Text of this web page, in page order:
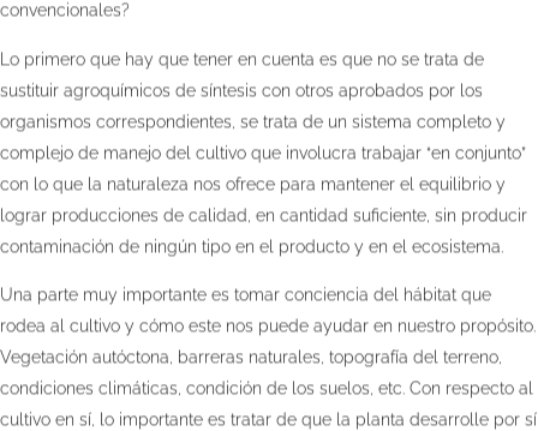
convencionales?
Lo primero que hay que tener en cuenta es que no se trata de
sustituir agroquímicos de síntesis con otros aprobados por los
organismos correspondientes, se trata de un sistema completo y
complejo de manejo del cultivo que involucra trabajar “en conjunto”
con lo que la naturaleza nos ofrece para mantener el equilibrio y
lograr producciones de calidad, en cantidad suficiente, sin producir
contaminación de ningún tipo en el producto y en el ecosistema.
Una parte muy importante es tomar conciencia del hábitat que
rodea al cultivo y cómo este nos puede ayudar en nuestro propósito.
Vegetación autóctona, barreras naturales, topografía del terreno,
condiciones climáticas, condición de los suelos, etc. Con respecto al
cultivo en sí, lo importante es tratar de que la planta desarrolle por sí